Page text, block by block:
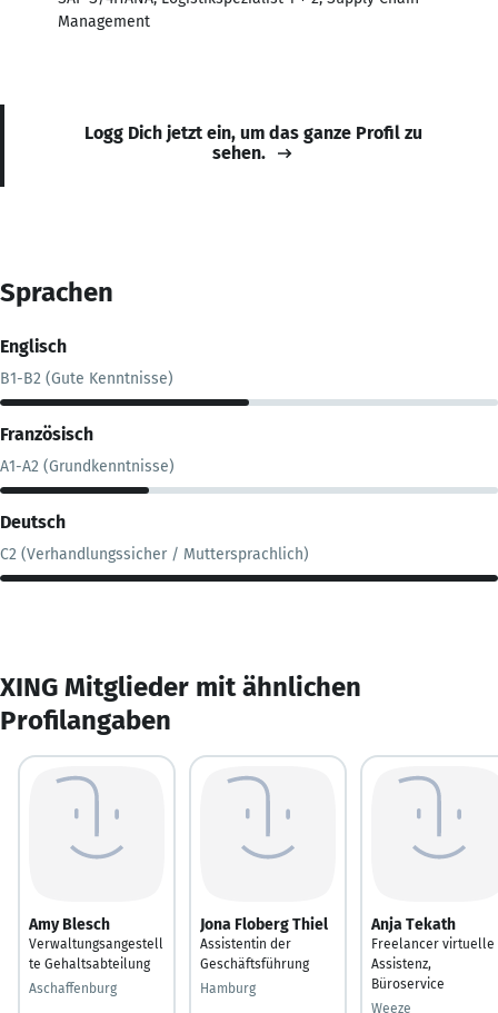
Management
Logg Dich jetzt ein, um das ganze Profil zu
sehen.
Sprachen
Englisch
B1-B2 (Gute Kenntnisse)
Französisch
A1-A2 (Grundkenntnisse)
Deutsch
C2 (Verhandlungssicher / Muttersprachlich)
XING Mitglieder mit ähnlichen
Profilangaben
Amy Blesch
Verwaltungsangestell
te Gehaltsabteilung
Aschaffenburg
Jona Floberg Thiel
Assistentin der
Geschäftsführung
Hamburg
Anja Tekath
Freelancer virtuelle
Assistenz,
Büroservice
Weeze